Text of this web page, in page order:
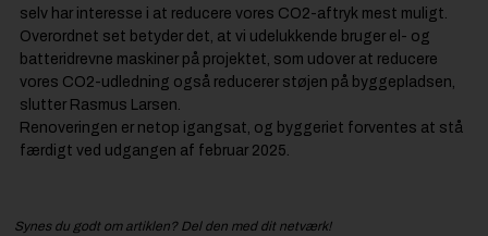
selv har interesse i at reducere vores CO2-aftryk mest muligt.
Overordnet set betyder det, at vi udelukkende bruger el- og
batteridrevne maskiner på projektet, som udover at reducere
vores CO2-udledning også reducerer støjen på byggepladsen,
slutter Rasmus Larsen.
Renoveringen er netop igangsat, og byggeriet forventes at stå
færdigt ved udgangen af februar 2025.
Synes du godt om artiklen? Del den med dit netværk!